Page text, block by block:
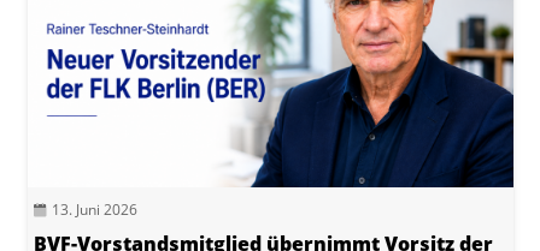
13. Juni 2026
BVF-Vorstandsmitglied übernimmt Vorsitz der